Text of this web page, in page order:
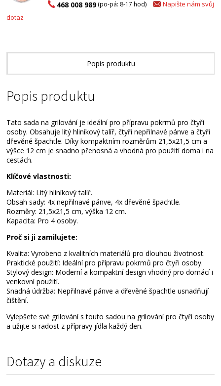
468 008 989(po-pá: 8-17 hod)
Napište nám svůj
dotaz
Popis produktu
Popis produktu
Tato sada na grilování je ideální pro přípravu pokrmů pro čtyři
osoby. Obsahuje litý hliníkový talíř, čtyři nepřilnavé pánve a čtyři
dřevěné špachtle. Díky kompaktním rozměrům 21,5x21,5 cm a
výšce 12 cm je snadno přenosná a vhodná pro použití doma i na
cestách.
Klíčové vlastnosti:
Materiál: Litý hliníkový talíř.
Obsah sady: 4x nepřilnavé pánve, 4x dřevěné špachtle.
Rozměry: 21,5x21,5 cm, výška 12 cm.
Kapacita: Pro 4 osoby.
Proč si ji zamilujete:
Kvalita: Vyrobeno z kvalitních materiálů pro dlouhou životnost.
Praktické použití: Ideální pro přípravu pokrmů pro čtyři osoby.
Stylový design: Moderní a kompaktní design vhodný pro domácí i
venkovní použití.
Snadná údržba: Nepřilnavé pánve a dřevěné špachtle usnadňují
čištění.
Vylepšete své grilování s touto sadou na grilování pro čtyři osoby
a užijte si radost z přípravy jídla každý den.
Dotazy a diskuze